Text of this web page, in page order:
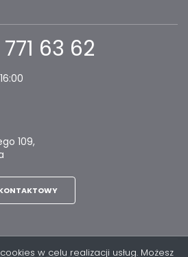
63 62
109,
w celu realizacji usług. Możesz